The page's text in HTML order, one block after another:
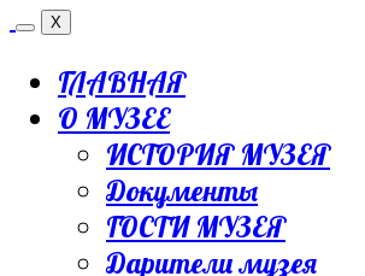
X
ГЛАВНАЯ
О МУЗЕЕ
ИСТОРИЯ МУЗЕЯ
Документы
ГОСТИ МУЗЕЯ
Дарители музея